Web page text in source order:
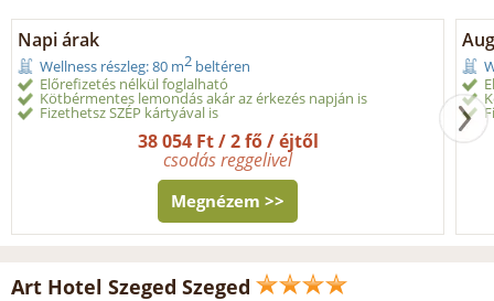
Napi árak
Wellness részleg: 80 m2 beltéren
Előrefizetés nélkül foglalható
Kötbérmentes lemondás akár az érkezés napján is
Fizethetsz SZÉP kártyával is
38 054 Ft / 2 fő / éjtől
csodás reggelivel
Megnézem >>
Art Hotel Szeged Szeged